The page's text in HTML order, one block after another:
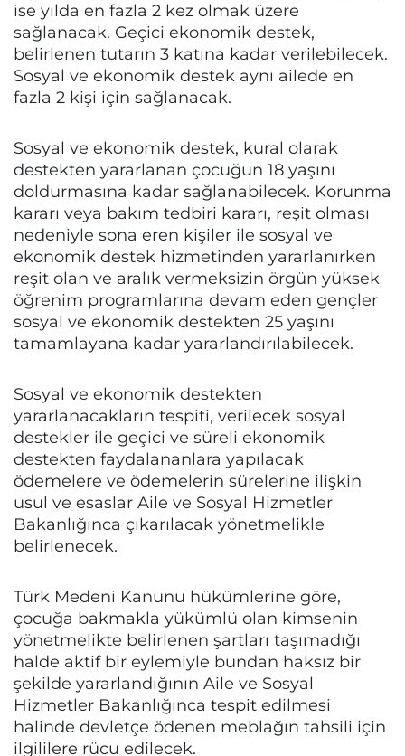
ise yılda en fazla 2 kez olmak üzere
sağlanacak. Geçici ekonomik destek,
belirlenen tutarın 3 katına kadar verilebilecek.
Sosyal ve ekonomik destek aynı ailede en
fazla 2 kişi için sağlanacak.
Sosyal ve ekonomik destek, kural olarak
destekten yararlanan çocuğun 18 yaşını
doldurmasına kadar sağlanabilecek. Korunma
kararı veya bakım tedbiri kararı, reşit olması
nedeniyle sona eren kişiler ile sosyal ve
ekonomik destek hizmetinden yararlanırken
reşit olan ve aralık vermeksizin örgün yüksek
öğrenim programlarına devam eden gençler
sosyal ve ekonomik destekten 25 yaşını
tamamlayana kadar yararlandırılabilecek.
Sosyal ve ekonomik destekten
yararlanacakların tespiti, verilecek sosyal
destekler ile geçici ve süreli ekonomik
destekten faydalananlara yapılacak
ödemelere ve ödemelerin sürelerine ilişkin
usul ve esaslar Aile ve Sosyal Hizmetler
Bakanlığınca çıkarılacak yönetmelikle
belirlenecek.
Türk Medeni Kanunu hükümlerine göre,
çocuğa bakmakla yükümlü olan kimsenin
yönetmelikte belirlenen şartları taşımadığı
halde aktif bir eylemiyle bundan haksız bir
şekilde yararlandığının Aile ve Sosyal
Hizmetler Bakanlığınca tespit edilmesi
halinde devletçe ödenen meblağın tahsili için
ilgililere rücu edilecek.